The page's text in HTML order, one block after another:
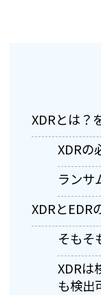
XDRとは？
XDRの
ランサ
XDRとEDR
そもそ
XDRは
も検出